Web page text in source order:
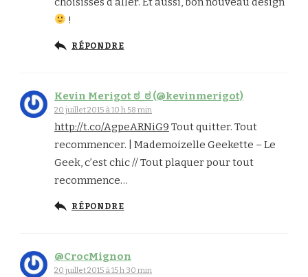
!
RÉPONDRE
Kevin Merigot ಠ_ಠ (@kevinmerigot)
20 juillet 2015 à 10 h 58 min
http://t.co/AgpeARNiG9 Tout quitter. Tout
recommencer. | Mademoizelle Geekette – Le
Geek, c’est chic // Tout plaquer pour tout
recommence…
RÉPONDRE
@CrocMignon
20 juillet 2015 à 15 h 30 min